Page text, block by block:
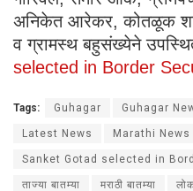
अनिकेत आरेकर, कोतळूक
व ग्रामस्थ बहुसंख्येने
selected in Border
Tags: Guhagar Guhagar
Latest News Marathi News
Sanket Gotad selected in
ताज्या बातम्या मराठी बातम्या